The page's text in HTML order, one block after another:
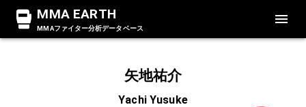
MMA EARTH
MMAファイター分析データベース
矢地祐介
Yachi Yusuke